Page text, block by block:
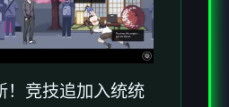
！竞技追加入统统